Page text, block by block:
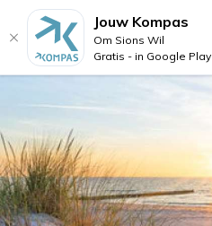
Jouw Kompas
Om Sions Wil
Gratis - in Google Play